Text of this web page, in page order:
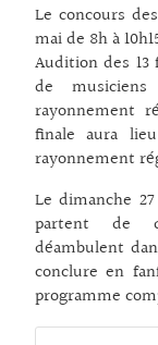
Le concours
mai de 8h à
Audition des
de musiciens
rayonnement
finale aura
rayonnement
Le dimanche
partent de
déambulent
conclure en
programme